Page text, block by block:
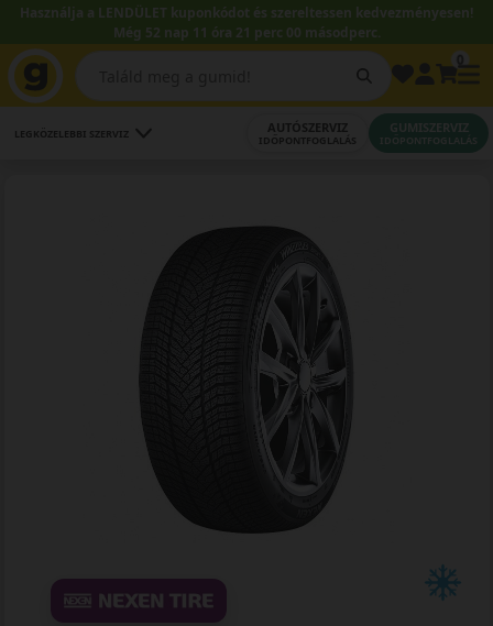
Használja a LENDÜLET kuponkódot és szereltessen kedvezményesen!
Még 52 nap 11 óra 20 perc 58 másodperc.
LEGKÖZELEBBI SZERVIZ AUTÓSZERVIZ
IDŐPONTFOGLALÁS
GUMISZERVIZ
IDŐPONTFOGLALÁS